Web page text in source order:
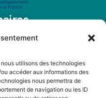
utilisons des technologies
accéder aux informations des
nous permettra de
de navigation ou les ID